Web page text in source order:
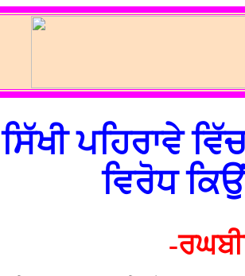
ਸਿੱਖੀ ਪਹਿਰਾਵੇ
ਵਿਰੋਧ
-